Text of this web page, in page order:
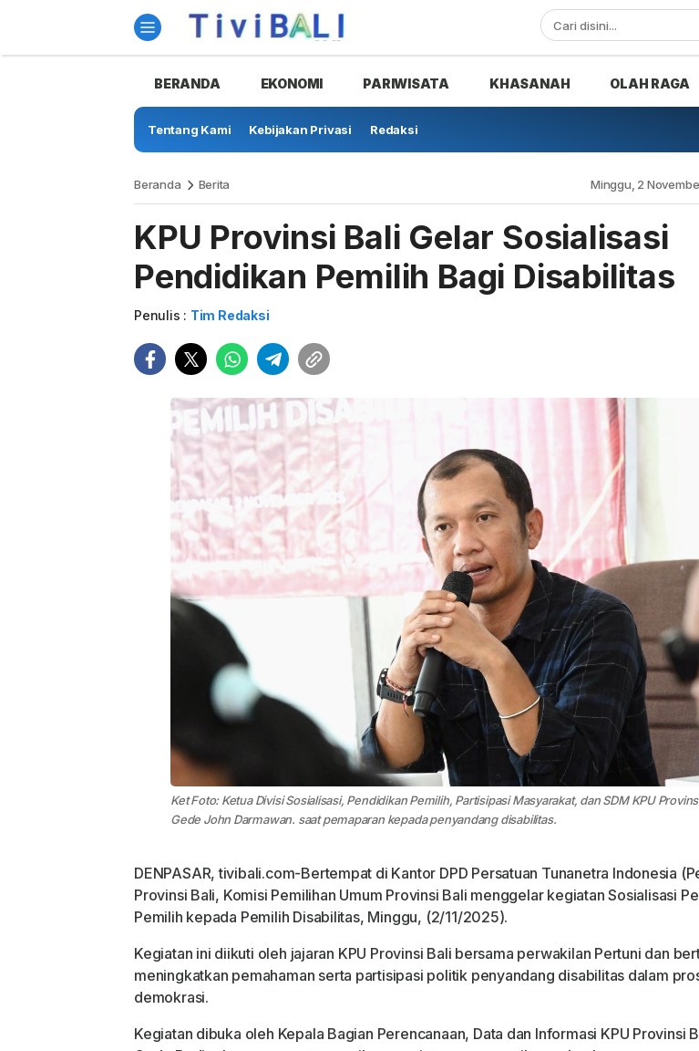
BERANDA EKONOMI PARIWISATA KHASANAH OLAH RAGA
Tentang Kami Kebijakan Privasi Redaksi
Beranda Berita Minggu, 2
KPU Provinsi Bali Gelar Sosialisasi
Pendidikan Pemilih Bagi Disabilitas
Penulis : Tim Redaksi
Ket Foto: Ketua Divisi Sosialisasi, Pendidikan Pemilih, Partisipasi Masyarakat, dan SDM KPU
Gede John Darmawan. saat pemaparan kepada penyandang disabilitas.
DENPASAR, tivibali.com-Bertempat di Kantor DPD Persatuan Tunanetra Indonesia
Provinsi Bali, Komisi Pemilihan Umum Provinsi Bali menggelar kegiatan Sosialisasi
Pemilih kepada Pemilih Disabilitas, Minggu, (2/11/2025).
Kegiatan ini diikuti oleh jajaran KPU Provinsi Bali bersama perwakilan Pertuni dan
meningkatkan pemahaman serta partisipasi politik penyandang disabilitas dalam
demokrasi.
Kegiatan dibuka oleh Kepala Bagian Perencanaan, Data dan Informasi KPU Provinsi